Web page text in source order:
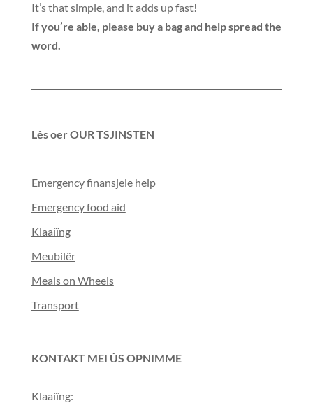
It’s that simple,and it adds up fast!
If you’re able, please buy a bag and help spread the
word.
Lês oer OUR TSJINSTEN
Emergency finansjele help
Emergency food aid
Klaaiïng
Meubilêr
Meals on Wheels
Transport
KONTAKT MEI ÚS OPNIMME
Klaaiïng: